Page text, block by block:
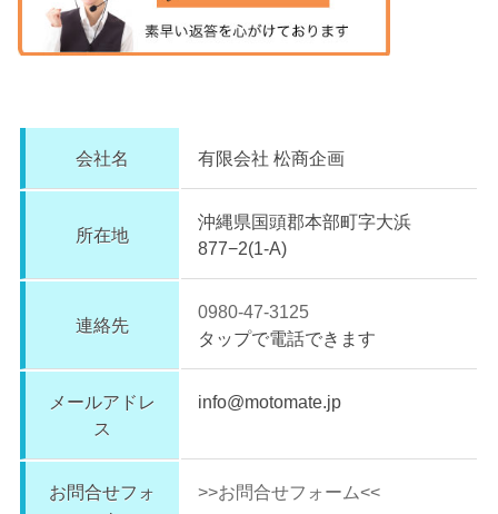
会社名 有限会社 松商企画
所在地
沖縄県国頭郡本部町字大浜
877−2(1-A)
連絡先
0980-47-3125
タップで電話できます
メールアドレ
ス
info@motomate.jp
お問合せフォ
>>お問合せフォーム<<